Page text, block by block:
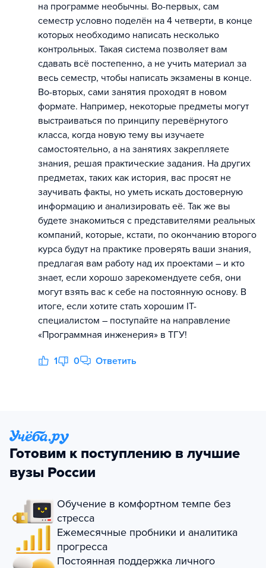
на программе необычны. Во-первых, сам
семестр условно поделён на 4 четверти, в конце
которых необходимо написать несколько
контрольных. Такая система позволяет вам
сдавать всё постепенно, а не учить материал за
весь семестр, чтобы написать экзамены в конце.
Во-вторых, сами занятия проходят в новом
формате. Например, некоторые предметы могут
выстраиваться по принципу перевёрнутого
класса, когда новую тему вы изучаете
самостоятельно, а на занятиях закрепляете
знания, решая практические задания. На других
предметах, таких как история, вас просят не
заучивать факты, но уметь искать достоверную
информацию и анализировать её. Так же вы
будете знакомиться с представителями реальных
компаний, которые, кстати, по окончанию второго
курса будут на практике проверять ваши знания,
предлагая вам работу над их проектами – и кто
знает, если хорошо зарекомендуете себя, они
могут взять вас к себе на постоянную основу. В
итоге, если хотите стать хорошим IT-
специалистом – поступайте на направление
«Программная инженерия» в ТГУ!
1 0 Ответить
Готовим к поступлению в лучшие
вузы России
Обучение в комфортном темпе без
стресса
Ежемесячные пробники и аналитика
прогресса
Постоянная поддержка личного